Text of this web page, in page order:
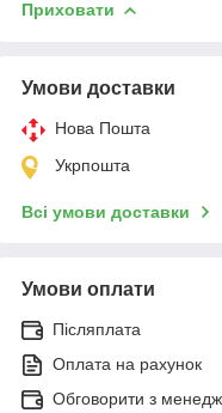
Приховати
Умови доставки
Нова Пошта
Укрпошта
Всі умови доставки
Умови оплати
Післяплата
Оплата на рахунок
Обговорити з